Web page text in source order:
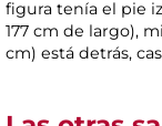
figura tenía el pie
177 cm de largo),
cm) está detrás,